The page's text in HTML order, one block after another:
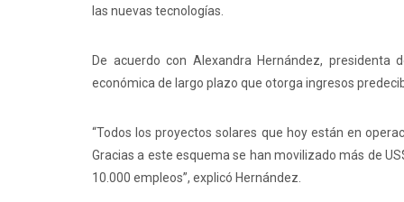
las nuevas tecnologías.
De acuerdo con Alexandra Hernández,
económica de largo plazo que otorga ingresos
“Todos los proyectos solares que hoy están en
Gracias a este esquema se han movilizado más de
10.000 empleos”, explicó Hernández.